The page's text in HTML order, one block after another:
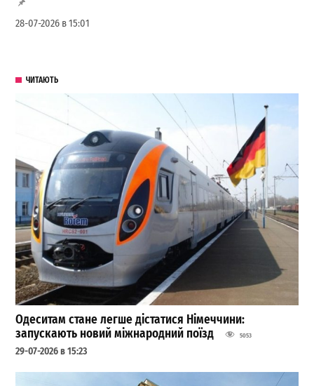
28-07-2026 в 15:01
ЧИТАЮТЬ
Одеситам стане легше дістатися Німеччини:
запускають новий міжнародний поїзд
5053
29-07-2026 в 15:23